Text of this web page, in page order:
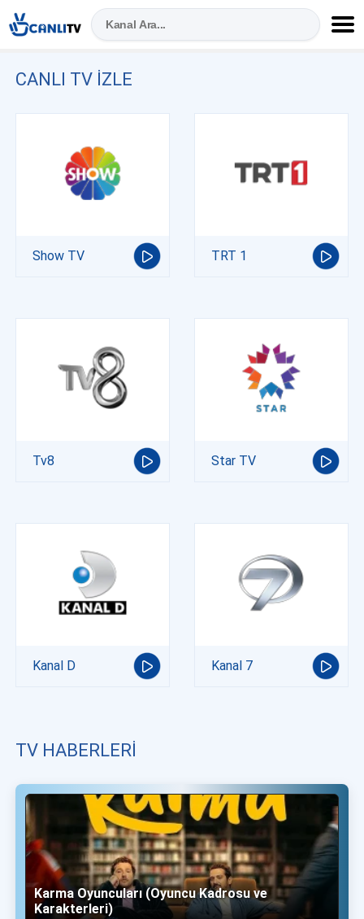
CANLI TV IZLE
Show TV TRT 1
Tv8 Star TV
Kanal D Kanal 7
TV HABERLERI
Karma Oyuncuları (Oyuncu Kadrosu ve
Karakterleri)